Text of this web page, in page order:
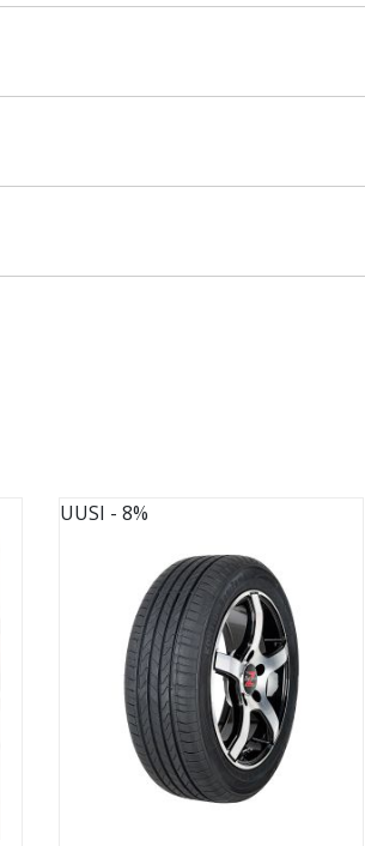
UUSI - 8%